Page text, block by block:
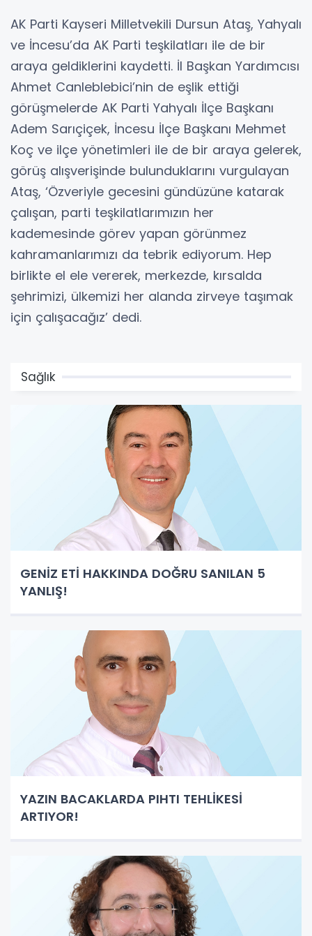
AK Parti Kayseri Milletvekili Dursun Ataş, Yahyalı
ve İncesu’da AK Parti teşkilatları ile de bir
araya geldiklerini kaydetti. İl Başkan Yardımcısı
Ahmet Canleblebici’nin de eşlik ettiği
görüşmelerde AK Parti Yahyalı İlçe Başkanı
Adem Sarıçiçek, İncesu İlçe Başkanı Mehmet
Koç ve ilçe yönetimleri ile de bir araya gelerek,
görüş alışverişinde bulunduklarını vurgulayan
Ataş, ‘Özveriyle gecesini gündüzüne katarak
çalışan, parti teşkilatlarımızın her
kademesinde görev yapan görünmez
kahramanlarımızı da tebrik ediyorum. Hep
birlikte el ele vererek, merkezde, kırsalda
şehrimizi, ülkemizi her alanda zirveye taşımak
için çalışacağız’ dedi.
Sağlık
GENİZ ETİ HAKKINDA DOĞRU SANILAN 5
YANLIŞ!
YAZIN BACAKLARDA PIHTI TEHLİKESİ
ARTIYOR!